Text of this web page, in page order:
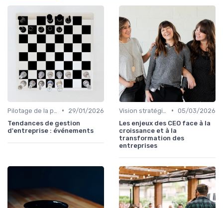
•
29/01/2026
Tendances de gestion
d'entreprise : événements
• 05/03/2026
Les enjeux des CEO face à la
croissance et à la
transformation des
entreprises